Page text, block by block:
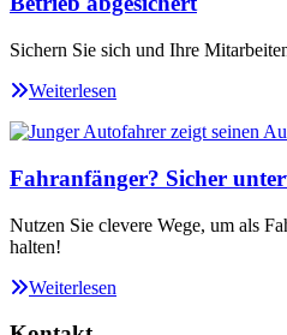
Sichern Sie sich und Ihre
Weiterlesen
Fahranfänger? Sicher
Nutzen Sie clevere Wege, um als
halten!
Weiterlesen